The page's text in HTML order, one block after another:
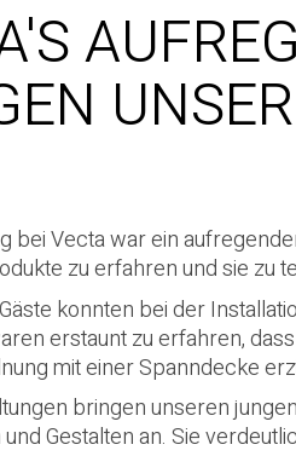
bei Vecta war ein
zu erfahren und sie zu
konnten bei der
erstaunt zu erfahren,
mit einer Spanndecke
bringen unseren
Gestalten an. Sie